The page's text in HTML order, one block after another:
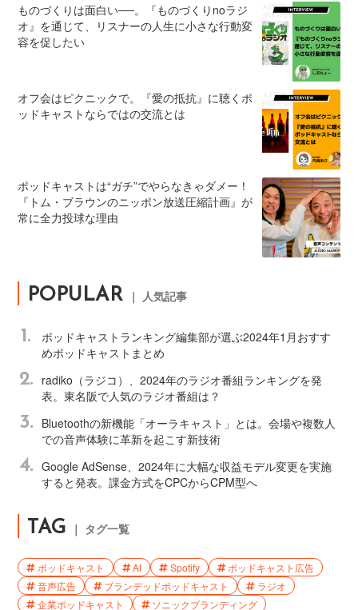
ものづくりは面白い──。『ものづくりnoラジ
オ』を通じて、リスナーの人生に小さな行動変
容を促したい
オフ会はピクニックで。『愛の抵抗』に聴くポ
ッドキャストならではの交流とは
ポッドキャストは“ガチ”でやらなきゃダメー！
『トム・ブラウンのニッポン放送圧縮計画』が
常に全力投球な理由
POPULAR ｜ 人気記事
1.
ポッドキャストランキング編集部が選ぶ2024年1月おすす
めポッドキャストまとめ
2.
radiko（ラジコ）、2024年のラジオ番組ランキングを発
表。東名阪で人気のラジオ番組は？
3.
Bluetoothの新機能「オーラキャスト」とは。会場や複数人
での音声体験に革新を起こす新技術
4. Google AdSense、2024年に大幅な収益モデル変更を実施
すると発表。課金方式をCPCからCPM型へ
TAG ｜ タグ一覧
ポッドキャスト AI Spotify
ポッドキャスト広告
音声広告
ブランデッドポッドキャスト
ラジオ
企業ポッドキャスト
ソニックブランディング